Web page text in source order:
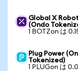
Global X
(Ondo
1 BOTZon は
Plug Power
Tokenized)
1 PLUGon は